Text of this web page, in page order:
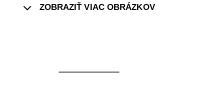
ZOBRAZIŤ VIAC OBRÁZKOV